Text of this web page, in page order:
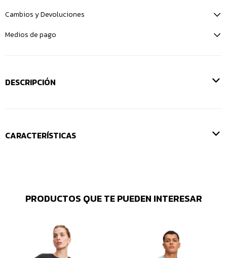
Cambios y Devoluciones
Medios de pago
DESCRIPCIÓN
CARACTERÍSTICAS
PRODUCTOS QUE TE PUEDEN INTERESAR